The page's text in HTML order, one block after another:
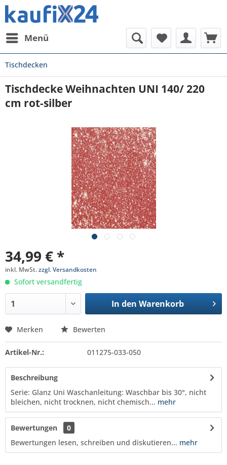
Menü
Tischdecken
Tischdecke Weihnachten UNI 140/ 220
cm rot-silber
34,99 € *
inkl. MwSt.zzgl. Versandkosten
Sofort versandfertig
In den Warenkorb
Merken Bewerten
Artikel-Nr.: 011275-033-050
Beschreibung
Serie: Glanz Uni Waschanleitung: Waschbar bis 30°, nicht
bleichen, nicht trocknen, nicht chemisch... mehr
Bewertungen
0
Bewertungen lesen, schreiben und diskutieren... mehr